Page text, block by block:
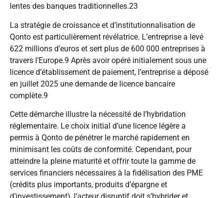
lentes des banques traditionnelles.23
La stratégie de croissance et d’institutionnalisation de
Qonto est particulièrement révélatrice. L’entreprise a levé
622 millions d’euros et sert plus de 600 000 entreprises à
travers l’Europe.9 Après avoir opéré initialement sous une
licence d’établissement de paiement, l’entreprise a déposé
en juillet 2025 une demande de licence bancaire
complète.9
Cette démarche illustre la nécessité de l’hybridation
réglementaire. Le choix initial d’une licence légère a
permis à Qonto de pénétrer le marché rapidement en
minimisant les coûts de conformité. Cependant, pour
atteindre la pleine maturité et offrir toute la gamme de
services financiers nécessaires à la fidélisation des PME
(crédits plus importants, produits d’épargne et